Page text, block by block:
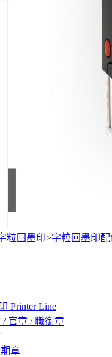
粒回墨印>字粒回墨印配
Printer Line
/ 官章 / 職銜章
章